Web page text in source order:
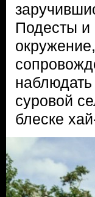
Подесты и
суровой
блеске